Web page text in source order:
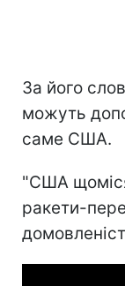
За його
можуть
саме США.
"США
ракети-